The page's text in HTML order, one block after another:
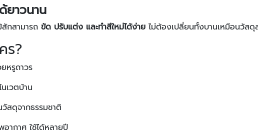
ยาวนาน
กสามารถ ขัด ปรับแต่ง และทำสีใหม่ได้ง่าย ไม่ต้องเปลี่ยนทั้งบานเหมือนวัสดุ
ร?
หรูถาวร
เวตบ้าน
วัสดุจากธรรมชาติ
ากาศ ใช้ได้หลายปี